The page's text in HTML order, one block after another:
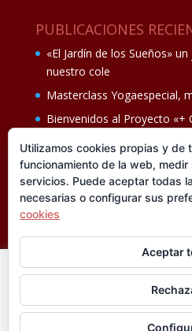
PUBLICACIONES
«El Jardín de los Sueños»
nuestro cole
Masterclass Yogaespecial,
Bienvenidos al Proyecto «+
Fiesta de fin de curso Los
Ganadores del II Programa
®FUNDACIÓN CISEN. ®
En esta web utilizamos
terceros, que nos informan
para mejorar la calidad de
Utilizamos cookies propias y de
funcionamiento de la web,
servicios. Puede aceptar todas
necesarias o configurar sus
cookies
Aceptar